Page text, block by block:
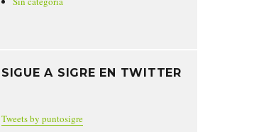
SIGUE A SIGRE EN TWITTER
Tweets by puntosigre